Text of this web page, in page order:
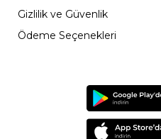
Gizlilik ve Güvenlik
Ödeme Seçenekleri